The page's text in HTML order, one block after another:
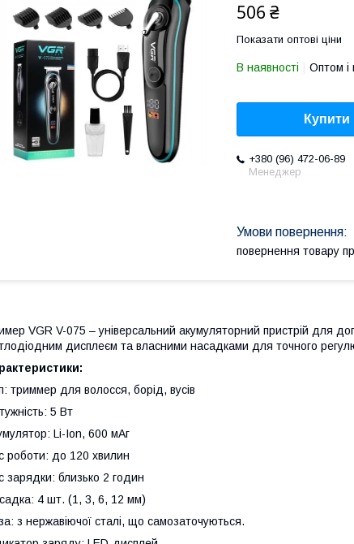
506 ₴
Показати оптові ціни
В наявності Оптом і
Купити
+380 (96) 472-06-89
Менеджер
повернення товару
VGR V-075 – універсальний акумуляторний пристрій для
дисплеєм та власними насадками для точного
триммер для волосся, борід, вусів
5 Вт
Li-Ion, 600 мАг
роботи: до 120 хвилин
зарядки: близько 2 годин
4 шт. (1, 3, 6, 12 мм)
з нержавіючої сталі, що самозаточуються.